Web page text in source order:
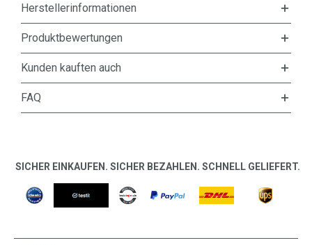
Herstellerinformationen
Produktbewertungen
Kunden kauften auch
FAQ
SICHER EINKAUFEN. SICHER BEZAHLEN. SCHNELL GELIEFERT.